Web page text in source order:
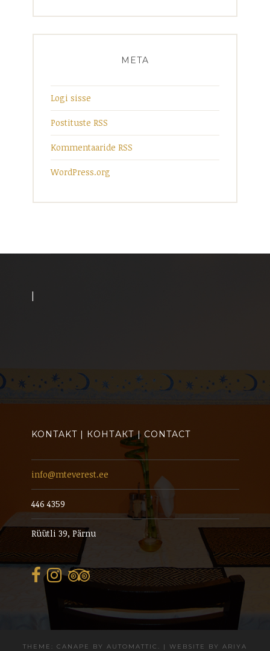
META
Logi sisse
Postituste RSS
Kommentaaride RSS
WordPress.org
|
KONTAKT | КОНТАКТ | CONTACT
info@mteverest.ee
446 4359
Rüütli 39, Pärnu
THEME: CANAPE BY AUTOMATTIC . | WEBSITE BY ARIYA